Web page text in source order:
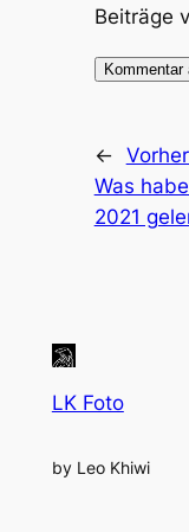
Beiträge
←
Was
2021
LK Foto
by Leo Khiwi